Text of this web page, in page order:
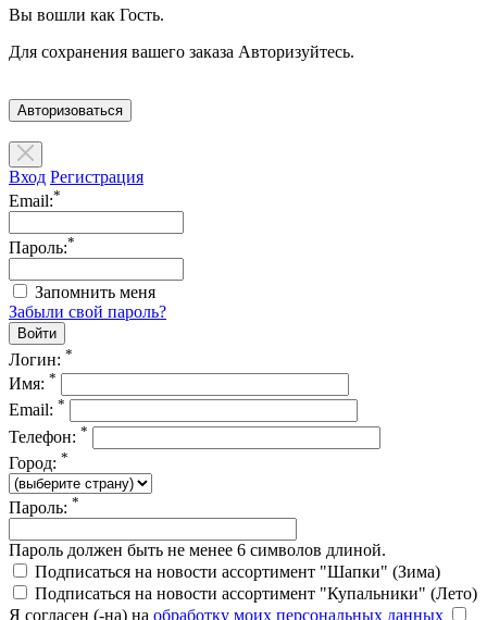
Вы вошли как Гость.
Для сохранения вашего заказа Авторизуйтесь.
Авторизоваться
Вход Регистрация
Email:*
Пароль:*
Запомнить меня
Забыли свой пароль?
Логин: *
Имя: *
Email: *
Телефон: *
Город: *
Пароль: *
Пароль должен быть не менее 6 символов длиной.
Подписаться на новости ассортимент "Шапки" (Зима)
Подписаться на новости ассортимент "Купальники" (Лето)
Я согласен (-на) на обработку моих персональных данных